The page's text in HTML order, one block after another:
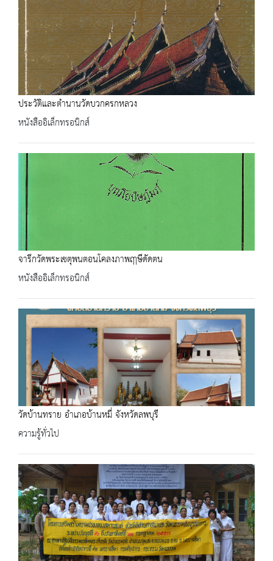
ประวัติและตำนานวัดบวกครกหลวง
หนังสืออิเล็กทรอนิกส์
จารึกวัดพระเชตุพนตอนโคลงภาพฤาษีดัดตน
หนังสืออิเล็กทรอนิกส์
วัดบ้านทราย อำเภอบ้านหมี่ จังหวัดลพบุรี
ความรู้ทั่วไป